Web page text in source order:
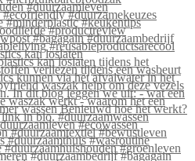
kan loslaten